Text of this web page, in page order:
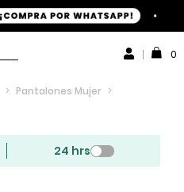
0
> Pantalones Mujer >
24 hrs